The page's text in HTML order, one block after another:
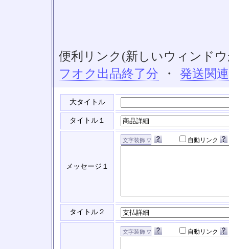
便利リンク(新しいウィンド
フオク出品終了分
・ 発送関
大タイトル
タイトル１
メッセージ１
自動リンク
タイトル２
自動リンク